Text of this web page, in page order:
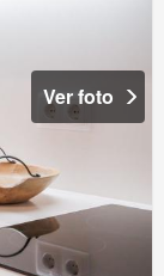
Ver foto